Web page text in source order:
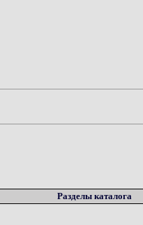
Разделы каталога